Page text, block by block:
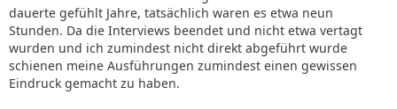
dauerte gefühlt Jahre, tatsächlich waren es etwa neun
Stunden. Da die Interviews beendet und nicht etwa vertagt
wurden und ich zumindest nicht direkt abgeführt wurde
schienen meine Ausführungen zumindest einen gewissen
Eindruck gemacht zu haben.